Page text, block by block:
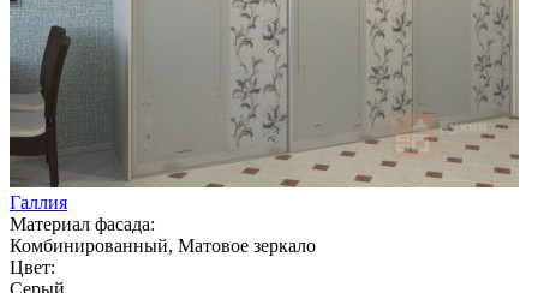
Галлия
Материал фасада:
Комбинированный, Матовое зеркало
Цвет:
Серый